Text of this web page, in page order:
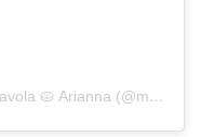
Un post condiviso da Merende_da_favola 🥧 Arianna (@merende_da_favola)